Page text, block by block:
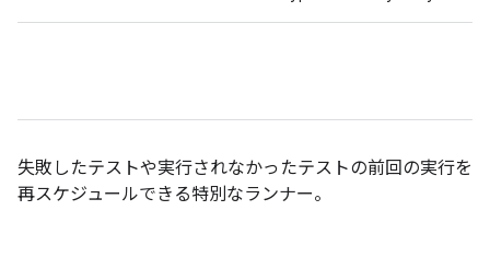
失敗したテストや実行されなかったテストの前回の実行を
再スケジュールできる特別なランナー。